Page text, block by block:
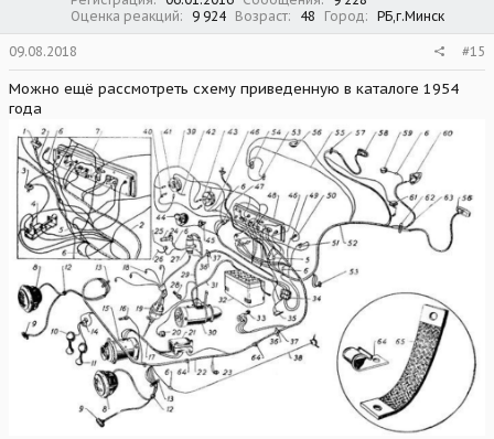
Оценка реакций
9 924 Возраст 48 Город РБ,г.Минск
09.08.2018 #15
Можно ещё рассмотреть схему приведенную в каталоге 1954
года